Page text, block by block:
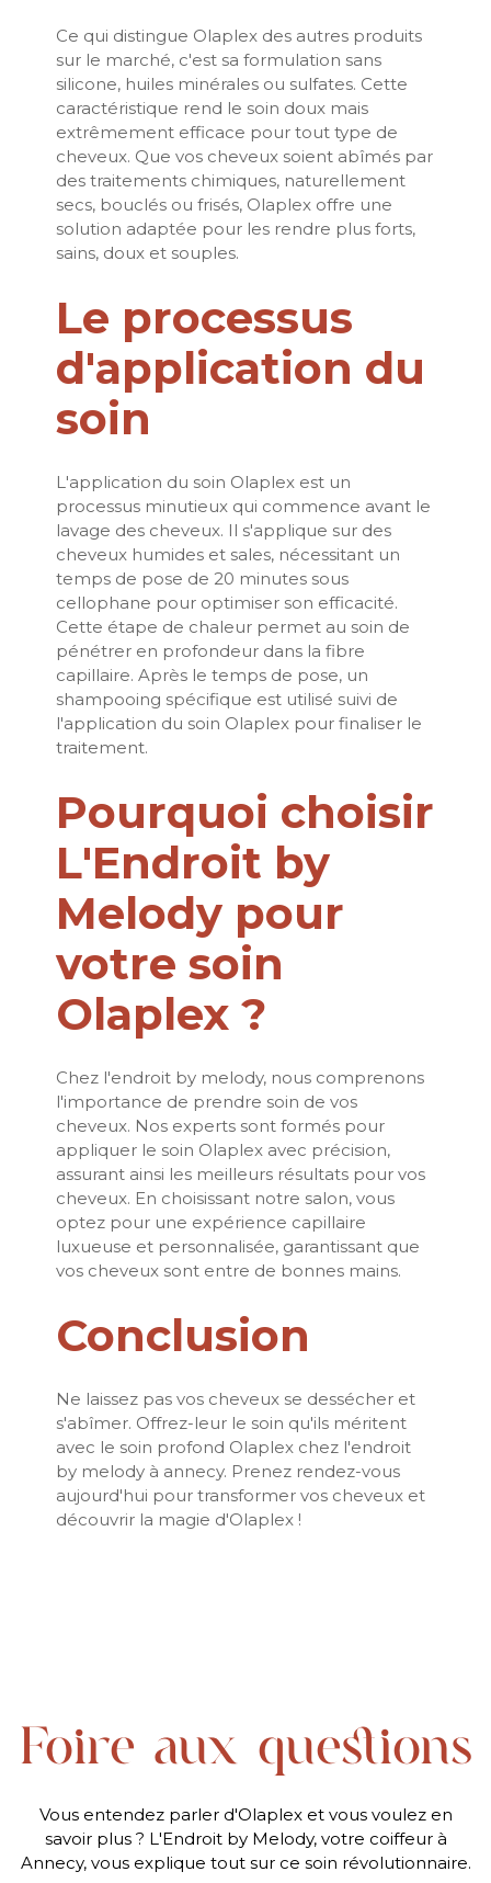
Ce qui distingue Olaplex des autres produits
sur le marché, c'est sa formulation sans
silicone, huiles minérales ou sulfates. Cette
caractéristique rend le soin doux mais
extrêmement efficace pour tout type de
cheveux. Que vos cheveux soient abîmés par
des traitements chimiques, naturellement
secs, bouclés ou frisés, Olaplex offre une
solution adaptée pour les rendre plus forts,
sains, doux et souples.
Le processus
d'application du
soin
L'application du soin Olaplex est un
processus minutieux qui commence avant le
lavage des cheveux. Il s'applique sur des
cheveux humides et sales, nécessitant un
temps de pose de 20 minutes sous
cellophane pour optimiser son efficacité.
Cette étape de chaleur permet au soin de
pénétrer en profondeur dans la fibre
capillaire. Après le temps de pose, un
shampooing spécifique est utilisé suivi de
l'application du soin Olaplex pour finaliser le
traitement.
Pourquoi choisir
L'Endroit by
Melody pour
votre soin
Olaplex ?
Chez l'endroit by melody, nous comprenons
l'importance de prendre soin de vos
cheveux. Nos experts sont formés pour
appliquer le soin Olaplex avec précision,
assurant ainsi les meilleurs résultats pour vos
cheveux. En choisissant notre salon, vous
optez pour une expérience capillaire
luxueuse et personnalisée, garantissant que
vos cheveux sont entre de bonnes mains.
Conclusion
Ne laissez pas vos cheveux se dessécher et
s'abîmer. Offrez-leur le soin qu'ils méritent
avec le soin profond Olaplex chez l'endroit
by melody à annecy. Prenez rendez-vous
aujourd'hui pour transformer vos cheveux et
découvrir la magie d'Olaplex !
Foire aux questions
Vous entendez parler d'Olaplex et vous voulez en
savoir plus ? L'Endroit by Melody, votre coiffeur à
Annecy, vous explique tout sur ce soin révolutionnaire.